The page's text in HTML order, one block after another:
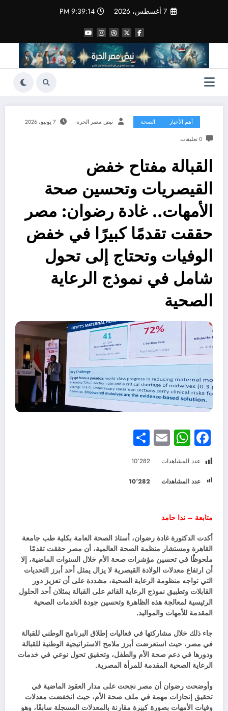
7 أغسطس، 2026 9:39:15 PM
أهم الأخبار الصحة نبض مصر الحره 7 يونيو، 2026
0 تعليقات
القبالة مفتاح خفض
القيصريات وتحسين صحة
الأمهات.. غادة رضوان: مصر
حققت تقدمًا كبيرًا في خفض
الوفيات وتحتاج إلى تحول
شامل في نموذج الرعاية
الصحية
Facebook
WhatsApp
Email
عدد المشاهدات 10٬282
عدد المشاهدات 10٬282
متابعة – ندا حامد
أكدت الدكتورة غادة رضوان، أستاذ الصحة العامة بكلية طب جامعة
القاهرة ومستشار منظمة الصحة العالمية، أن مصر حققت تقدمًا
ملحوظًا في تحسين مؤشرات صحة الأم خلال السنوات الماضية، إلا
أن ارتفاع معدلات الولادة القيصرية لا يزال يمثل أحد أبرز التحديات
التي تواجه منظومة الرعاية الصحية، مشددة على أن تعزيز دور
القابلات وتطبيق نموذج الرعاية القائم على القبالة يمثلان أحد الحلول
الرئيسية لمعالجة هذه الظاهرة وتحسين جودة الخدمات الصحية
المقدمة للأمهات والمواليد.
جاء ذلك خلال مشاركتها في فعاليات إطلاق البرنامج الوطني للقبالة
في مصر، حيث استعرضت أبرز ملامح الاستراتيجية الوطنية للقبالة
ودورها في دعم صحة الأم والطفل، وتحقيق تحول نوعي في خدمات
الرعاية الصحية المقدمة للمرأة المصرية.
وأوضحت رضوان أن مصر نجحت على مدار العقود الماضية في
تحقيق إنجازات مهمة في ملف صحة الأم، حيث انخفضت معدلات
وفيات الأمهات بصورة كبيرة مقارنة بالمعدلات المسجلة سابقًا، وهو